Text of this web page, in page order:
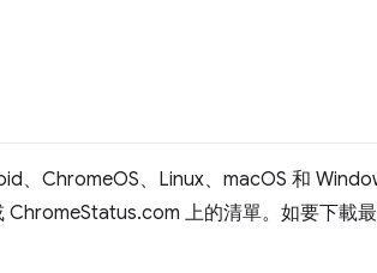
、ChromeOS、Linux、macOS 和
上的清單。如要下載